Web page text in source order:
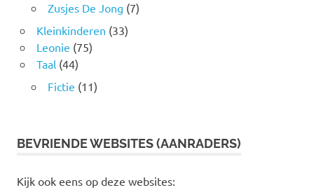
Zusjes De Jong (7)
Kleinkinderen (33)
Leonie (75)
Taal(44)
Fictie (11)
BEVRIENDE WEBSITES (AANRADERS)
Kijk ook eens op deze websites: